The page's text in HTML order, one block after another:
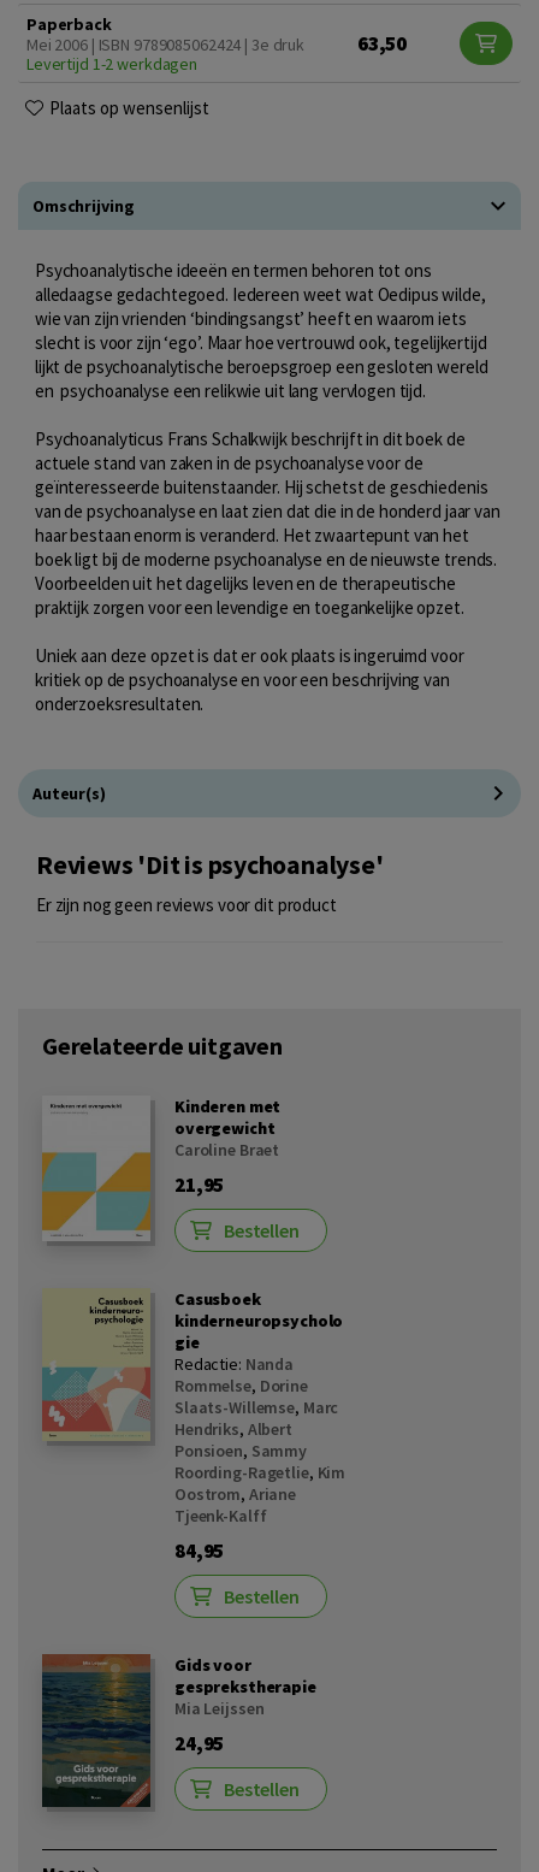
Paperback
Mei 2006 | ISBN 9789085062424 | 3e druk
Levertijd 1-2 werkdagen
63,50
Plaats op wensenlijst
Omschrijving
Psychoanalytische ideeën en termen behoren tot ons
alledaagse gedachtegoed. Iedereen weet wat Oedipus wilde,
wie van zijn vrienden ‘bindingsangst’ heeft en waarom iets
slecht is voor zijn ‘ego’. Maar hoe vertrouwd ook, tegelijkertijd
lijkt de psychoanalytische beroepsgroep een gesloten wereld
en psychoanalyse een relikwie uit lang vervlogen tijd.
Psychoanalyticus Frans Schalkwijk beschrijft in dit boek de
actuele stand van zaken in de psychoanalyse voor de
geïnteresseerde buitenstaander. Hij schetst de geschiedenis
van de psychoanalyse en laat zien dat die in de honderd jaar van
haar bestaan enorm is veranderd. Het zwaartepunt van het
boek ligt bij de moderne psychoanalyse en de nieuwste trends.
Voorbeelden uit het dagelijks leven en de therapeutische
praktijk zorgen voor een levendige en toegankelijke opzet.
Uniek aan deze opzet is dat er ook plaats is ingeruimd voor
kritiek op de psychoanalyse en voor een beschrijving van
onderzoeksresultaten.
Auteur(s)
Reviews 'Dit is psychoanalyse'
Er zijn nog geen reviews voor dit product
Gerelateerde uitgaven
Kinderen met
overgewicht
Caroline Braet
21,95
Bestellen
Casusboek
kinderneuropsycholo
gie
Redactie: Nanda
Rommelse, Dorine
Slaats-Willemse, Marc
Hendriks, Albert
Ponsioen, Sammy
Roording-Ragetlie, Kim
Oostrom, Ariane
Tjeenk-Kalff
84,95
Bestellen
Gids voor
gesprekstherapie
Mia Leijssen
24,95
Bestellen